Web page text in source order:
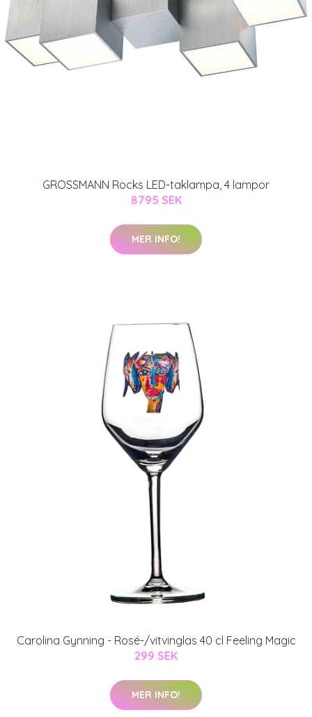
GROSSMANN Rocks LED-taklampa, 4 lampor
8795 SEK
MER INFO!
Carolina Gynning - Rosé-/vitvinglas 40 cl Feeling Magic
299 SEK
MER INFO!